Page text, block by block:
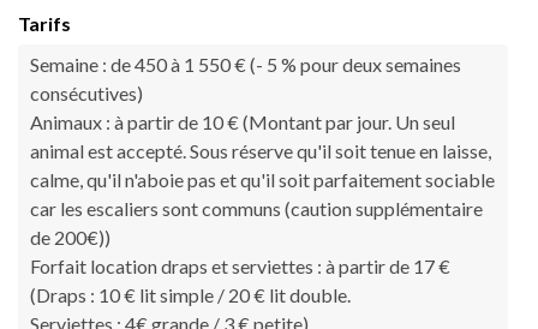
Tarifs
Semaine : de 450 à 1 550 € (- 5 % pour deux semaines
consécutives)
Animaux : à partir de 10 € (Montant par jour. Un seul
animal est accepté. Sous réserve qu'il soit tenue en laisse,
calme, qu'il n'aboie pas et qu'il soit parfaitement sociable
car les escaliers sont communs (caution supplémentaire
de 200€))
Forfait location draps et serviettes : à partir de 17 €
(Draps : 10 € lit simple / 20 € lit double.
Serviettes : 4€ grande / 3 € petite)